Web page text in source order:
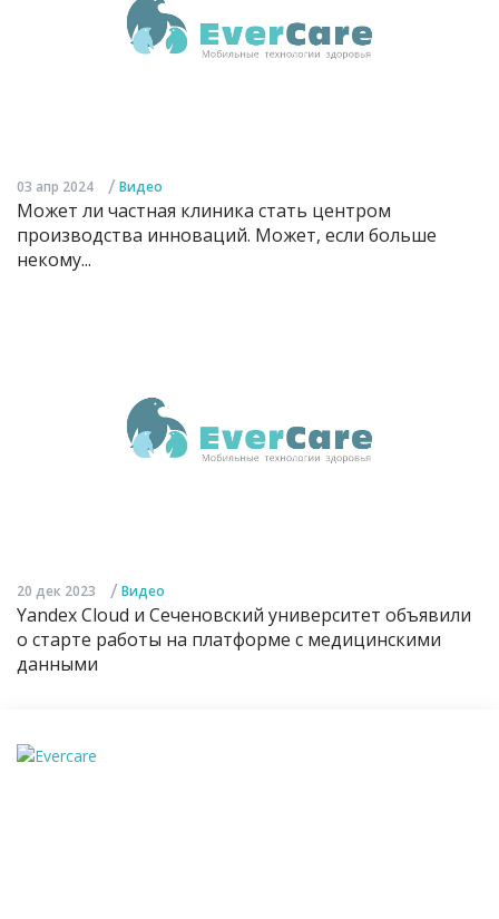
03 апр 2024 / Видео
Может ли частная клиника стать центром
производства инноваций. Может, если больше
некому...
20 дек 2023 / Видео
Yandex Cloud и Сеченовский университет объявили
о старте работы на платформе с медицинскими
данными